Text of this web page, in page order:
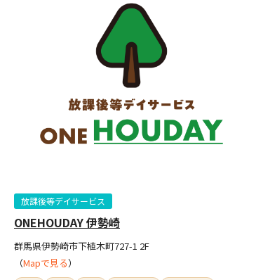
放課後等デイサービス
ONEHOUDAY 伊勢崎
群馬県伊勢崎市下植木町727-1 2F
（Mapで見る）